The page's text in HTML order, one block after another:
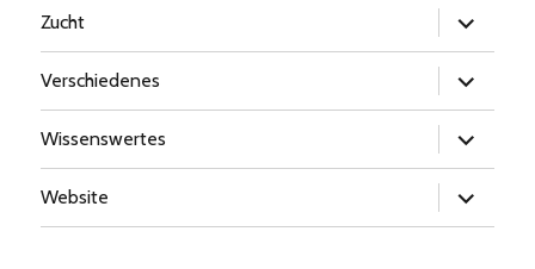
Zucht
öffnen
Verschiedenes
öffnen
Wissenswertes
öffnen
Website
öffnen